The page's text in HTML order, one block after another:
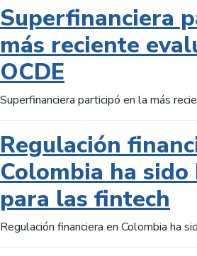
Superfinanciera
más reciente
OCDE
Superfinanciera participó en la más
Regulación
Colombia ha
para las fintech
Regulación financiera en Colombia ha